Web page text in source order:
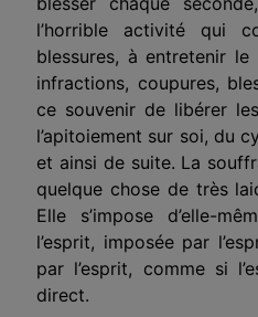
l’horrible activité qui
blessures, à entretenir
infractions, coupures,
ce souvenir de libérer
l’apitoiement sur soi, du
et ainsi de suite. La
quelque chose de très
Elle s’impose d’elle-
l’esprit, imposée par
par l’esprit, comme si
direct.